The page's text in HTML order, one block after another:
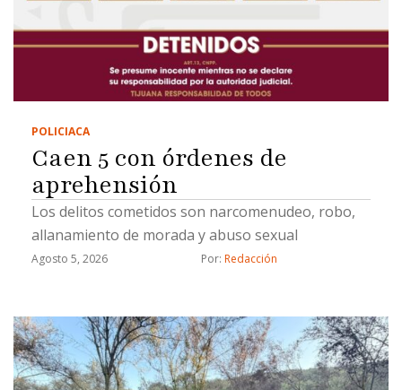
POLICIACA
Caen 5 con órdenes de
aprehensión
Los delitos cometidos son narcomenudeo, robo,
allanamiento de morada y abuso sexual
Agosto 5, 2026 Por: Redacción